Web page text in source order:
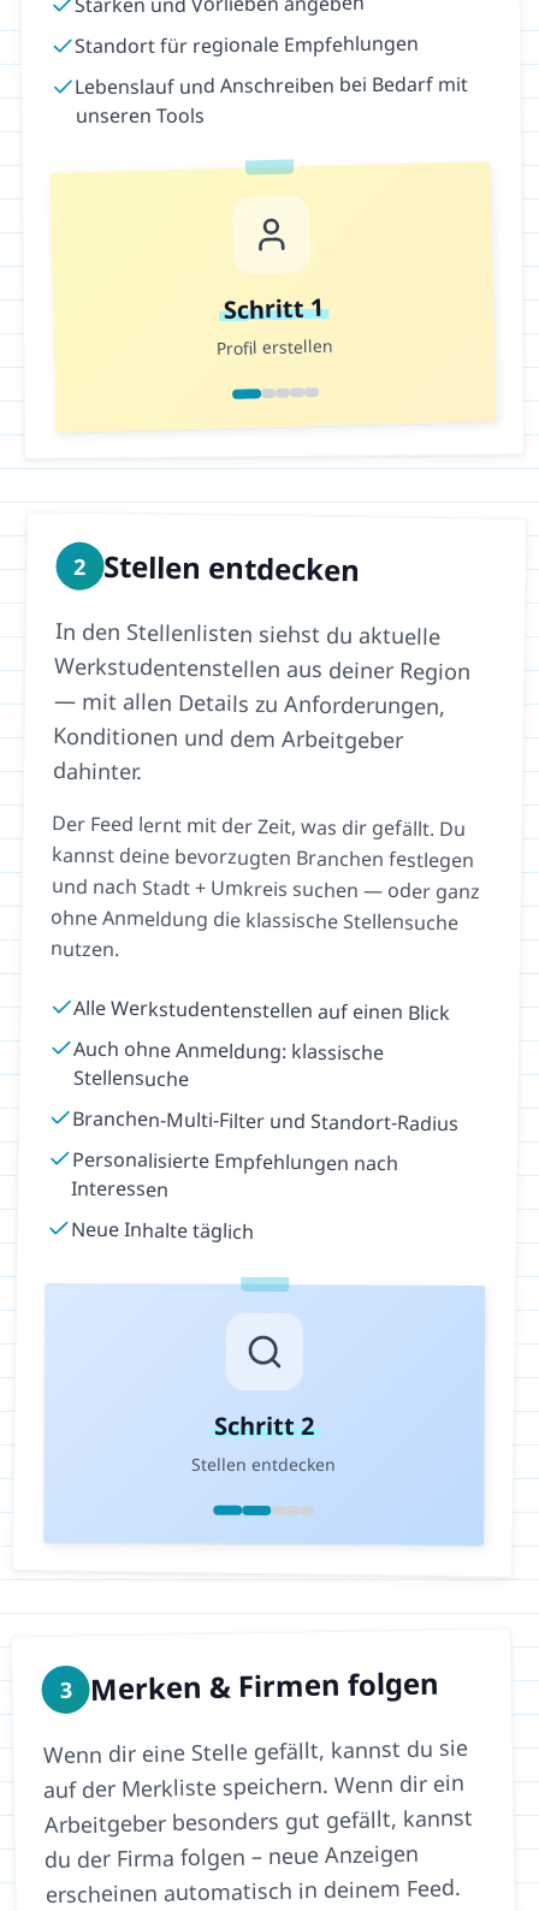
Standort für regionale Empfehlungen
Lebenslauf und Anschreiben bei Bedarf mit
unseren Tools
Schritt1
Profil erstellen
2 Stellen entdecken
In den Stellenlisten siehst du aktuelle
Werkstudentenstellen aus deiner Region
— mit allen Details zu Anforderungen,
Konditionen und dem Arbeitgeber
dahinter.
Der Feed lernt mit der Zeit, was dir gefällt. Du
kannst deine bevorzugten Branchen festlegen
und nach Stadt + Umkreis suchen — oder ganz
ohne Anmeldung die klassische Stellensuche
nutzen.
Alle Werkstudentenstellen auf einen Blick
Auch ohne Anmeldung: klassische
Stellensuche
Branchen-Multi-Filter und Standort-Radius
Personalisierte Empfehlungen nach
Interessen
Neue Inhalte täglich
Schritt2
Stellen entdecken
3 Merken & Firmen folgen
Wenn dir eine Stelle gefällt, kannst du sie
auf der Merkliste speichern. Wenn dir ein
Arbeitgeber besonders gut gefällt, kannst
du der Firma folgen – neue Anzeigen
erscheinen automatisch in deinem Feed.